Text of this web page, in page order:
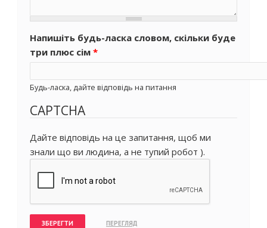
Напишіть будь-ласка словом, скільки буде
три плюс сім *
Будь-ласка, дайте відповідь на питання
CAPTCHA
Дайте відповідь на це запитання, щоб ми
знали що ви людина, а не тупий робот ).